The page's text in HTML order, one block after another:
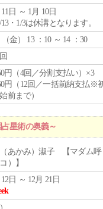
日 ～ 1月 10日
・1/3は休講となります。
金） 13 ：10 ～ 14 ：30
円（4回／分割支払い）×3
円（12回／一括前納支払※
前まで）
星術の奥義～
あかみ）淑子 【マダム呼
）】
日 ～ 12月 21日